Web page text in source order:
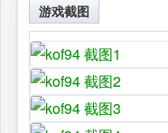
游戏截图